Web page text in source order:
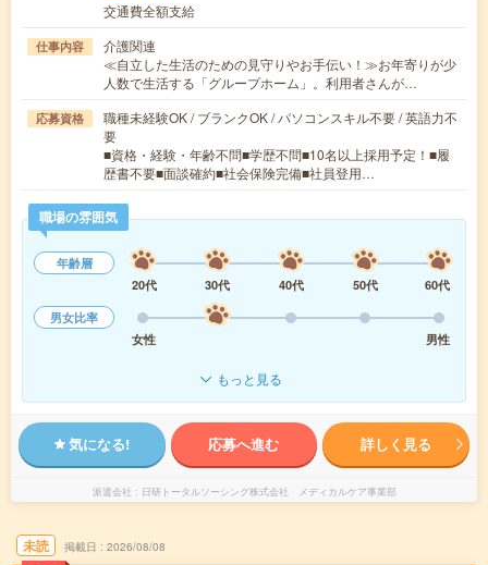
交通費全額支給
仕事内容
介護関連
≪自立した生活のための見守りやお手伝い！≫お年寄りが少
人数で生活する「グループホーム」。利用者さんが…
応募資格
職種未経験OK / ブランクOK / パソコンスキル不要 / 英語力不
要
■資格・経験・年齢不問■学歴不問■10名以上採用予定！■履
歴書不要■面談確約■社会保険完備■社員登用…
職場の雰囲気
年齢層
20代
30代 40代 50代
60代
男女比率
女性
男性
もっと見る
気になる! 応募へ進む 詳しく見る
派遣会社 日研トータルソーシング株式会社 メディカルケア事業部
未読 掲載日 2026/08/08